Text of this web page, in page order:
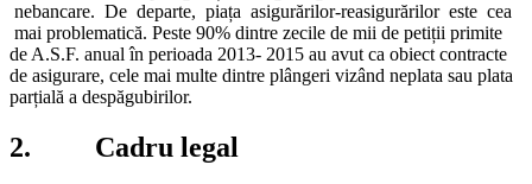
nebancare. De departe, piața asigurărilor-reasigurărilor este cea
mai problematică. Peste 90% dintre zecile de mii de petiții primite
de A.S.F. anual în perioada 2013- 2015 au avut ca obiect contracte
de asigurare, cele mai multe dintre plângeri vizând neplata sau plata
parțială a despăgubirilor.
2. Cadru legal